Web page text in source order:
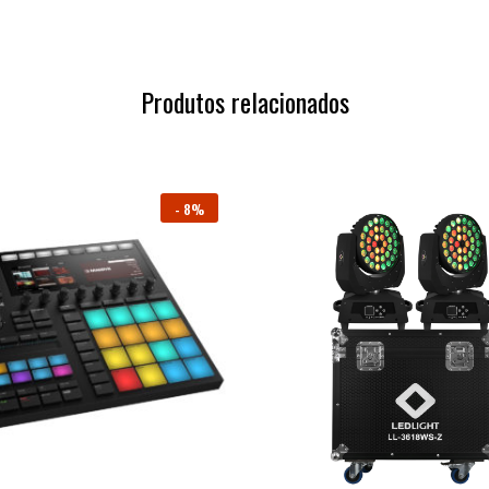
Produtos relacionados
- 8%